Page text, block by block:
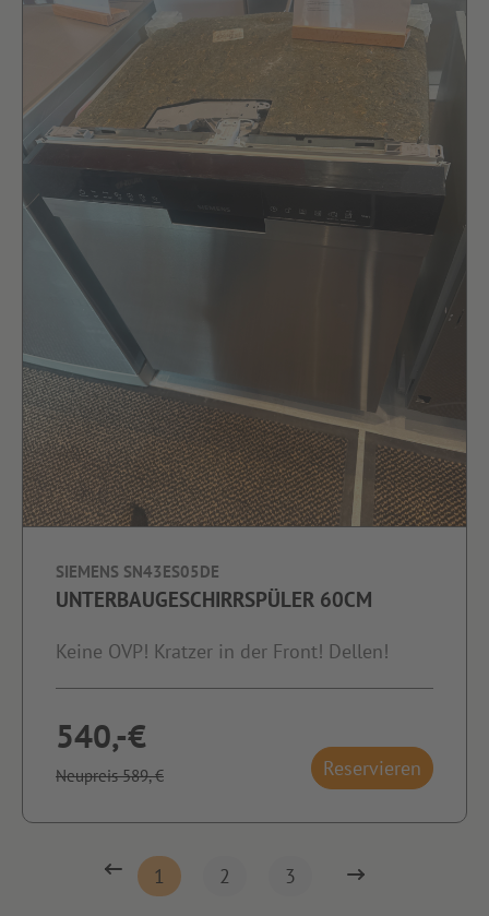
SIEMENS SN43ES05DE
UNTERBAUGESCHIRRSPÜLER 60CM
Keine OVP! Kratzer in der Front! Dellen!
540,-€
Neupreis 589,-€ Reservieren
1 2 3